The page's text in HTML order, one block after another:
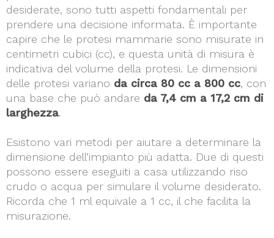
desiderate, sono tutti aspetti fondamentali per
prendere una decisione informata. È importante
capire che le protesi mammarie sono misurate in
centimetri cubici (cc), e questa unità di misura è
indicativa del volume della protesi. Le dimensioni
delle protesi variano da circa 80 cc a 800 cc, con
una base che può andare da 7,4 cm a 17,2 cm di
larghezza.
Esistono vari metodi per aiutare a determinare la
dimensione dell’impianto più adatta. Due di questi
possono essere eseguiti a casa utilizzando riso
crudo o acqua per simulare il volume desiderato.
Ricorda che 1 ml equivale a 1 cc, il che facilita la
misurazione.